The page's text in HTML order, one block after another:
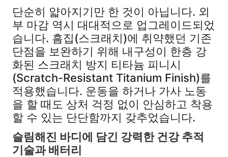
단순히 얇아지기만 한 것이 아닙니다. 외
부 마감 역시 대대적으로 업그레이드되었
습니다. 흠집(스크래치)에 취약했던 기존
단점을 보완하기 위해 내구성이 한층 강
화된 스크래치 방지 티타늄 피니시
(Scratch-Resistant Titanium Finish)를
적용했습니다. 운동을 하거나 가사 노동
을 할 때도 상처 걱정 없이 안심하고 착용
할 수 있는 단단함까지 갖추었습니다.
슬림해진 바디에 담긴 강력한 건강 추적
기술과 배터리